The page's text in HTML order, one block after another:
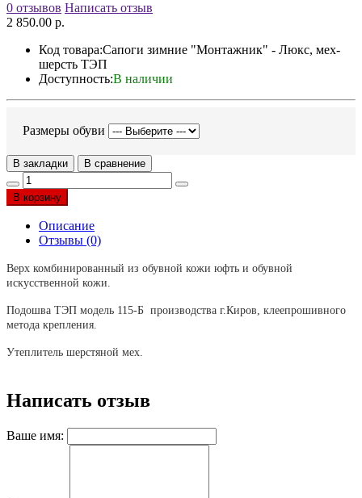
0 отзывов Написать отзыв
2 850.00 р.
Код товара:Сапоги зимние "Монтажник" - Люкс, мех-
шерсть ТЭП
Доступность:В наличии
Размеры обуви
В закладки В сравнение
В корзину
Описание
Отзывы (0)
Верх комбинированный из обувной кожи юфть и обувной
искусственной кожи.
Подошва ТЭП модель 115-Б производства г.Киров, клеепрошивного
метода крепления.
Утеплитель шерстяной мех.
Написать отзыв
Ваше имя: